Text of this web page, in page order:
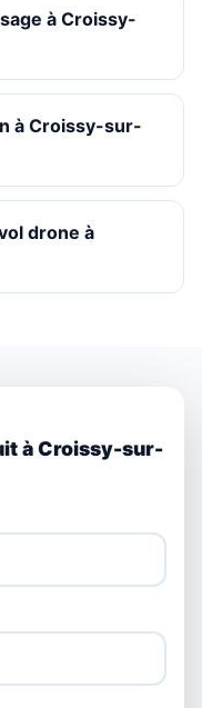
à Croissy-
à Croissy-sur-
drone à
à Croissy-sur-